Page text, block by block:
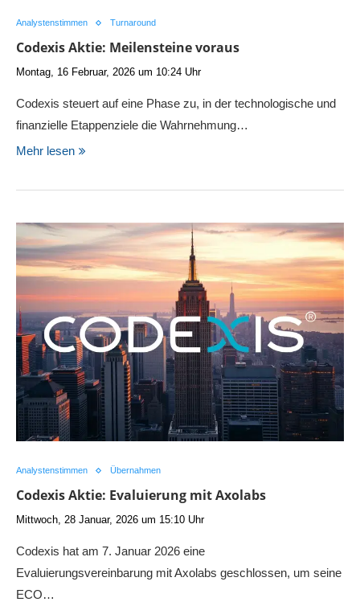
Analystenstimmen Turnaround
Codexis Aktie: Meilensteine voraus
Montag, 16 Februar, 2026 um 10:24 Uhr
Codexis steuert auf eine Phase zu, in der technologische und
finanzielle Etappenziele die Wahrnehmung…
Mehr lesen
Analystenstimmen Übernahmen
Codexis Aktie: Evaluierung mit Axolabs
Mittwoch, 28 Januar, 2026 um 15:10 Uhr
Codexis hat am 7. Januar 2026 eine
Evaluierungsvereinbarung mit Axolabs geschlossen, um seine
ECO…